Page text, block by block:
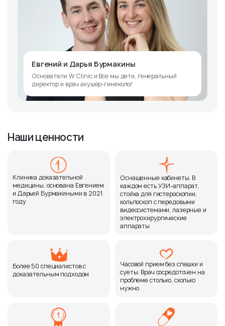
Евгений и Дарья Бурмакины
Основатели W Clinic и Все мы дети, генеральный
директор и врач акушер-гинеколог
Наши ценности
Клиника доказательной
медицины, основана Евгением
и Дарьей Бурмакиными в 2021
году
Оснащенные кабинеты. В
каждом есть УЗИ-аппарат,
стойка для гистероскопии,
кольпоскоп с передовыми
видеосистемами, лазерные и
электрохирургические
аппараты
Более 50 специалистов с
доказательным подходом
Часовой прием без спешки и
суеты. Врач сосредоточен на
проблеме столько, сколько
нужно